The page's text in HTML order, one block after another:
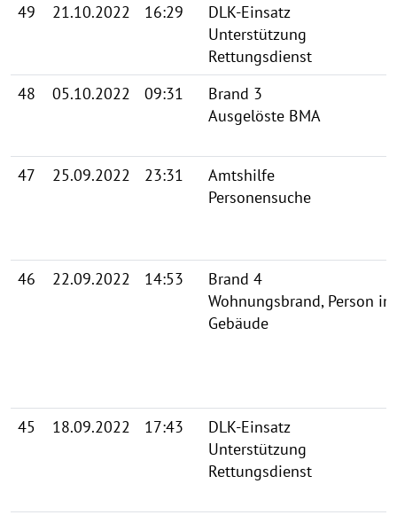
49 21.10.2022 16:29
DLK-Einsatz
Unterstützung
Rettungsdienst
48
05.10.2022 09:31
Brand 3
Ausgelöste BMA
47 25.09.2022 23:31
Amtshilfe
Personensuche
46 22.09.2022 14:53
Brand 4
Wohnungsbrand, Person im
Gebäude
45 18.09.2022 17:43
DLK-Einsatz
Unterstützung
Rettungsdienst